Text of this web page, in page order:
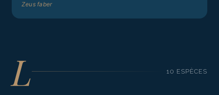
Zeus faber
L 10 ESPÈCE S